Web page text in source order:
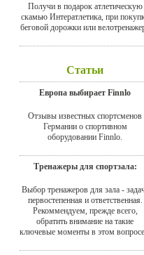
Получи в подарок атлетическую
скамью Интератлетика, при
беговой дорожки или
Статьи
Европа выбирает Finnlo
Отзывы известных спортсменов
Германии о спортивном
оборудовании Finnlo.
Тренажеры для спортзала:
Выбор тренажеров для зала -
первостепенная и ответственная.
Рекоммендуем, прежде всего,
обратить внимание на такие
ключевые моменты в этом